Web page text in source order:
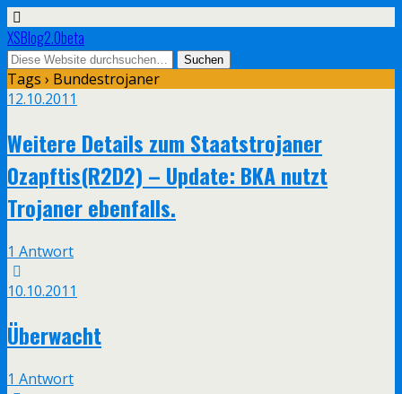
XSBlog2.0beta
Tags › Bundestrojaner
12.10.2011
Weitere Details zum Staatstrojaner
0zapftis(R2D2) – Update: BKA nutzt
Trojaner ebenfalls.
1 Antwort
10.10.2011
Überwacht
1 Antwort